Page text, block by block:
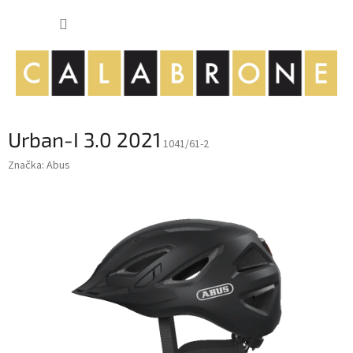
Urban-I 3.0 2021 1041/61-2
Značka: Abus